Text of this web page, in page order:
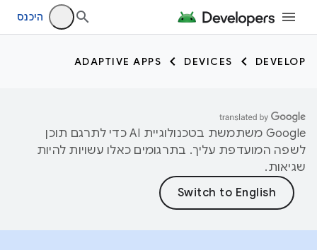
היכנס
DEVELOP
DEVICES
ADAPTIVE APPS
‫Google משתמשת בטכנולוגיית AI כדי לתרגם תוכן
לשפה המועדפת עליך. בתרגומים כאלו עשויות להיות
שגיאות.